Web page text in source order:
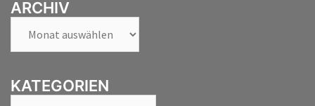
ARCHIV
KATEGORIEN